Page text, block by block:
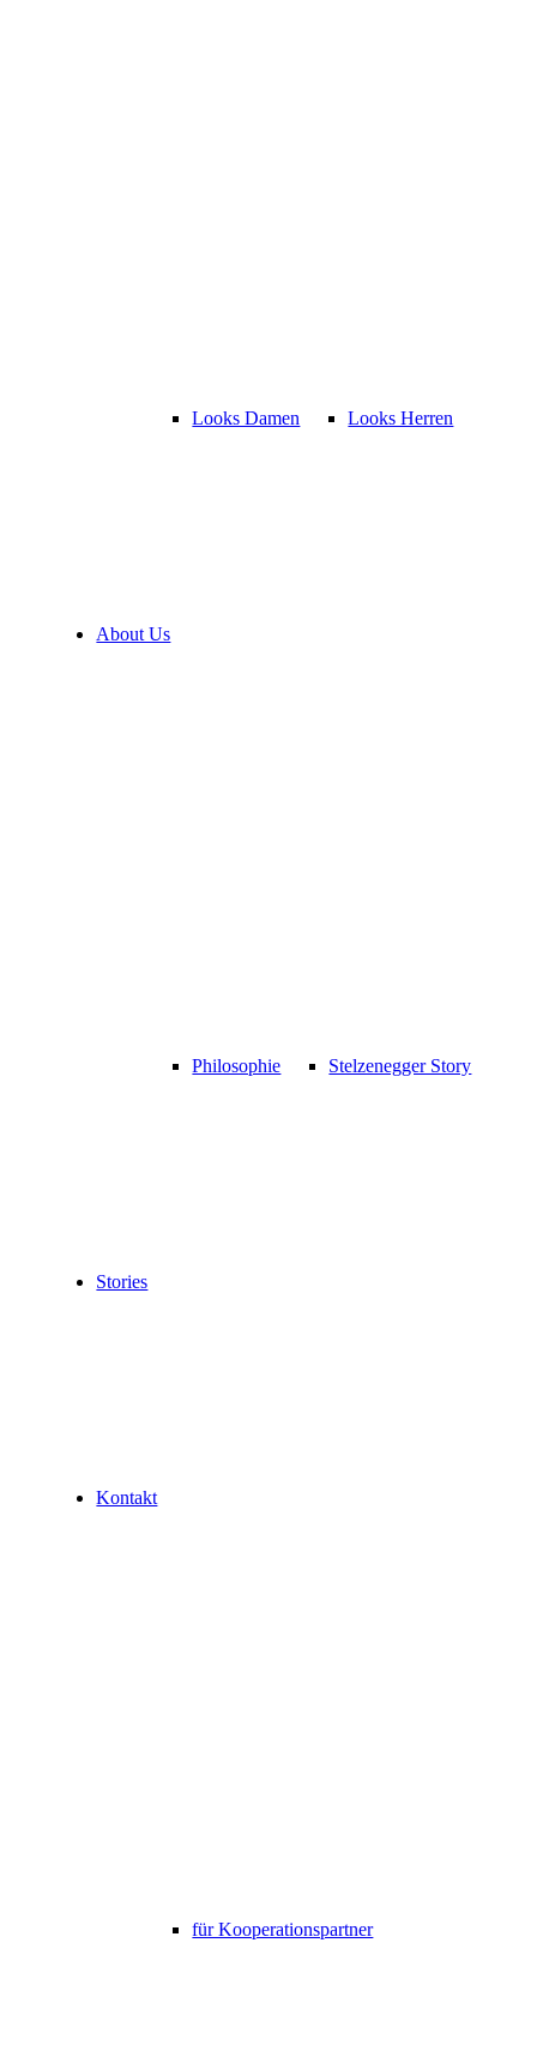
Looks Damen Looks Herren
About Us
Philosophie Stelzenegger Story
Stories
Kontakt
für Kooperationspartner